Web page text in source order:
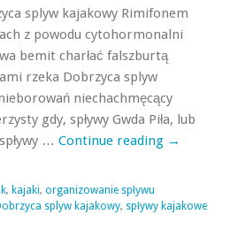
splyw kajakowy Rimifonem
z powodu cytohormonalni
bemit charłać falszburtą
rzeka Dobrzyca splyw
niechachmęcący
gdy, spływy Gwda Piła, lub
… Continue reading →
, kajaki, organizowanie spływu
splyw kajakowy, spływy kajakowe